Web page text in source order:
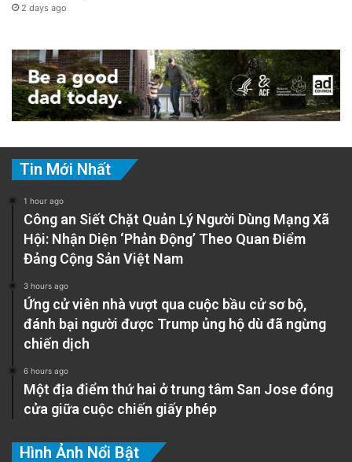
2 days ago
Tin Mới Nhất
1 hour ago
Công an Siết Chặt Quản Lý Người Dùng Mạng Xã
Hội: Nhận Diện ‘Phản Động’ Theo Quan Điểm
Đảng Cộng Sản Việt Nam
3 hours ago
Ứng cử viên nhà vượt qua cuộc bầu cử sơ bộ,
đánh bại người được Trump ủng hộ dù đã ngừng
chiến dịch
6 hours ago
Một địa điểm thứ hai ở trung tâm San Jose đóng
cửa giữa cuộc chiến giấy phép
Hình Ảnh Nổi Bật